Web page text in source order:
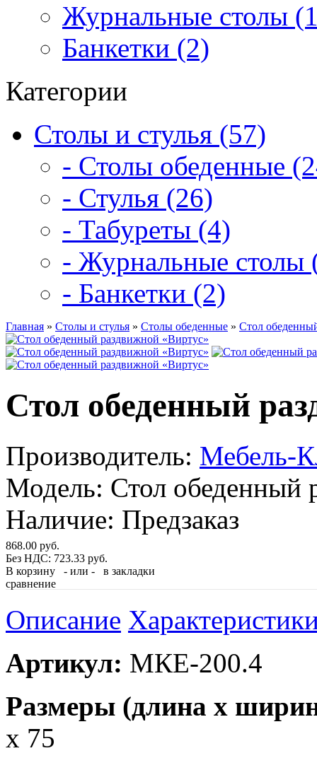
Журнальные столы
Банкетки (2)
Категории
Столы и стулья (57)
- Столы обеденные
- Стулья (26)
- Табуреты (4)
- Журнальные столы
- Банкетки (2)
Главная » Столы и стулья » Столы обеденные » Стол
Стол обеденный
Производитель: Мебель-
Модель: Стол обеденный
Наличие: Предзаказ
868.00 руб.
Без НДС: 723.33 руб.
В корзину
- или -
в закладки
сравнение
Описание
Артикул: МКЕ-200.4
Размеры (длина x
x 75